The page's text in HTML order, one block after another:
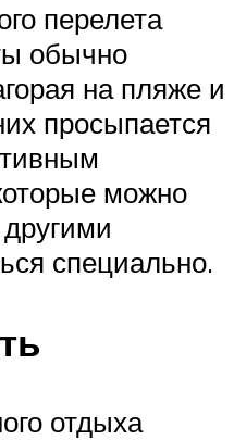
перелета
обычно
на пляже и
просыпается
можно
специально.
отдыха